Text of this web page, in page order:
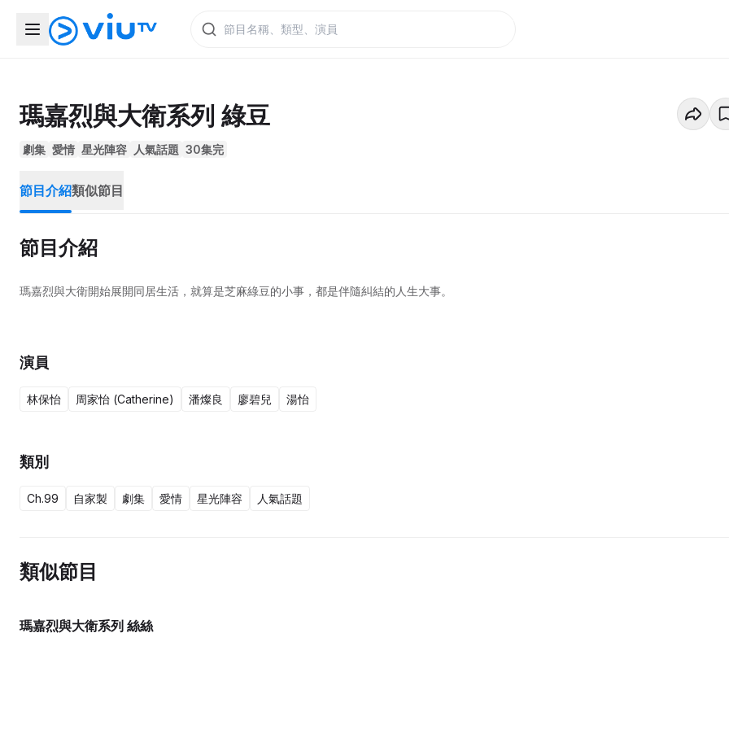
瑪嘉烈與大衛系列 綠豆
劇集 愛情 星光陣容 人氣話題 30集完
節目介紹類似節目
節目介紹
瑪嘉烈與大衛開始展開同居生活，就算是芝麻綠豆的小事，都是伴隨糾結的人生大事。
演員
林保怡 周家怡 (Catherine) 潘燦良 廖碧兒 湯怡
類別
Ch.99 自家製 劇集 愛情 星光陣容 人氣話題
類似節目
瑪嘉烈與大衛系列 絲絲